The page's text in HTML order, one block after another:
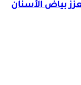
بياض الأسنان